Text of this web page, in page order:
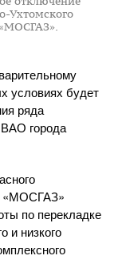
Ухтомского
условиях будет
ряда
ВАО города
по перекладке
и низкого